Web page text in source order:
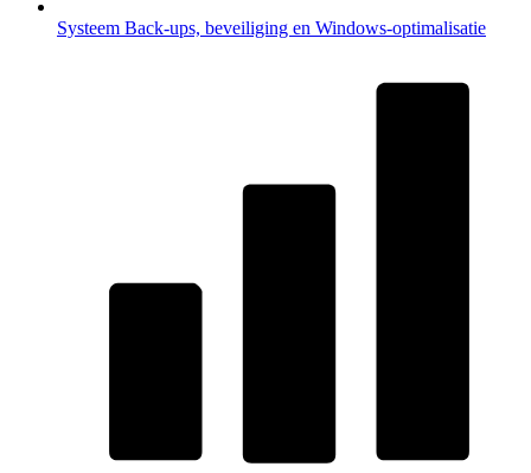
Systeem Back-ups, beveiliging en Windows-optimalisatie